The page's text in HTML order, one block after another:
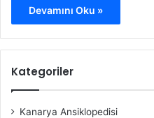
Devamını Oku »
Kategoriler
Kanarya Ansiklopedisi